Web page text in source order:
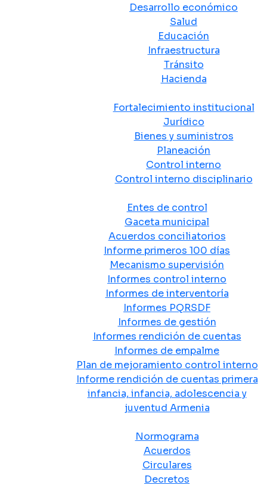
Desarrollo económico
Salud
Educación
Infraestructura
Tránsito
Hacienda
Fortalecimiento institucional
Jurídico
Bienes y suministros
Planeación
Control interno
Control interno disciplinario
Entes de control
Gaceta municipal
Acuerdos conciliatorios
Informe primeros 100 días
Mecanismo supervisión
Informes control interno
Informes de interventoría
Informes PQRSDF
Informes de gestión
Informes rendición de cuentas
Informes de empalme
Plan de mejoramiento control interno
Informe rendición de cuentas primera
infancia, infancia, adolescencia y
juventud Armenia
Normograma
Acuerdos
Circulares
Decretos